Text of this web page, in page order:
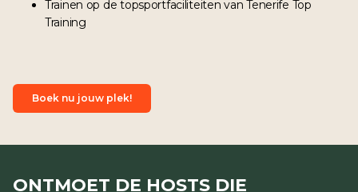
Trainen op de topsportfaciliteiten van Tenerife Top
Training
Boek nu jouw plek!
ONTMOET DE HOSTS DIE